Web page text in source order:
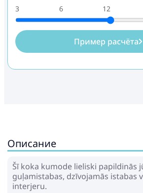
3 6 12
Пример расчёта
Описание
Šī koka kumode lieliski papildinās
guļamistabas, dzīvojamās istabas
interjeru.